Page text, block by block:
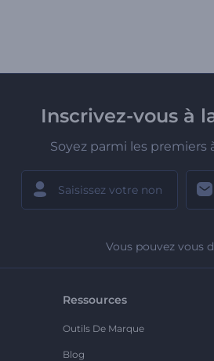
Inscrivez-vous à
Soyez parmi les premiers
Vous pouvez vous
Ressources
Outils De Marque
Blog